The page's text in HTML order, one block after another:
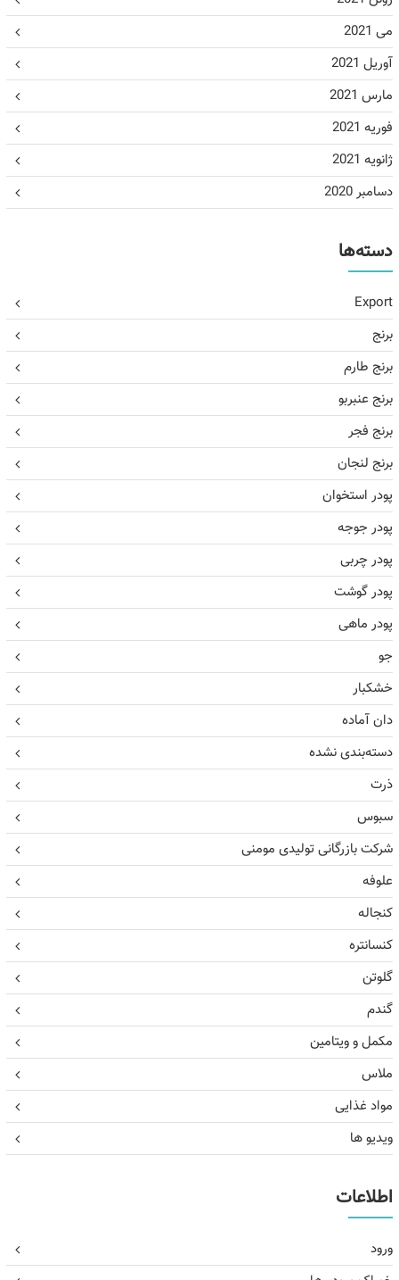
می 2021
آوریل 2021
مارس 2021
فوریه 2021
ژانویه 2021
دسامبر 2020
دسته‌ها
Export
برنج
برنج طارم
برنج عنبربو
برنج فجر
برنج لنجان
پودر استخوان
پودر جوجه
پودر چربی
پودر گوشت
پودر ماهی
جو
خشکبار
دان آماده
دسته‌بندی نشده
ذرت
سبوس
شرکت بازرگانی تولیدی مومنی
علوفه
کنجاله
کنسانتره
گلوتن
گندم
مکمل و ویتامین
ملاس
مواد غذایی
ویدیو ها
اطلاعات
ورود